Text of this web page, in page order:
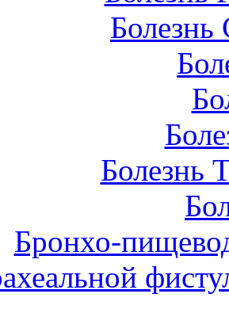
Болезнь
Болезнь
Бронхо-